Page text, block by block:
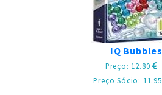
IQ Bubbles
Preço: 12.80
Preço Sócio: 11.95